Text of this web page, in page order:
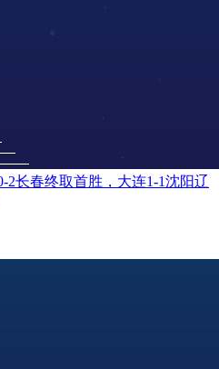
2长春终取首胜，大连1-1沈阳辽